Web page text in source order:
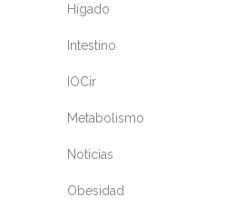
Hígado
Intestino
IOCir
Metabolismo
Noticias
Obesidad